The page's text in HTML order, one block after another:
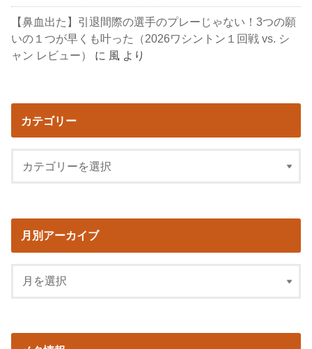
【鼻血出た】引退間際の選手のプレーじゃない！3つの願
いの１つが早くも叶った（2026ワシントン１回戦 vs. シ
ャン レビュー）
に 風 より
カテゴリー
月別アーカイブ